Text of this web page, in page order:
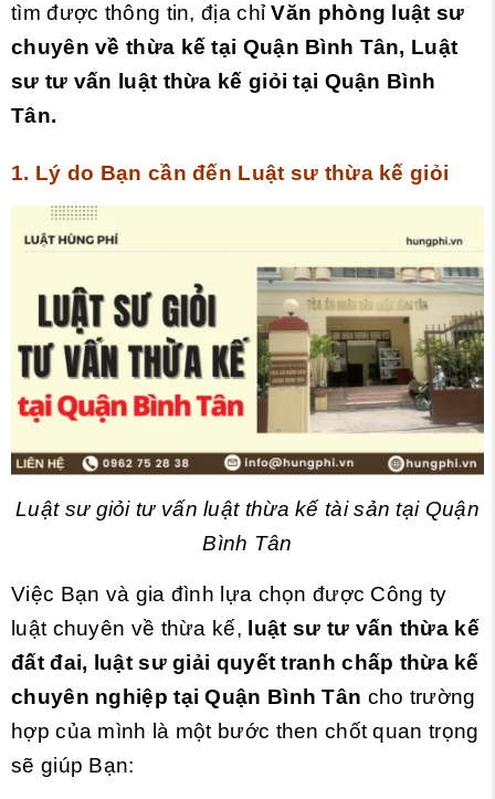
tìm được thông tin, địa chỉVăn phòng luật sư
chuyên về thừa kế tại Quận Bình Tân, Luật
sư tư vấn luật thừa kế giỏi tại Quận Bình
Tân.
1. Lý do Bạn cần đến Luật sư thừa kế giỏi
Luật sư giỏi tư vấn luật thừa kế tài sản tại Quận
Bình Tân
Việc Bạn và gia đình lựa chọn được Công ty
luật chuyên về thừa kế,
luật sư tư vấn thừa kế
đất đai, luật sư giải quyết tranh chấp thừa kế
chuyên nghiệp tại Quận Bình Tân cho trường
hợp của mình là một bước then chốt quan trọng
sẽ giúp Bạn: